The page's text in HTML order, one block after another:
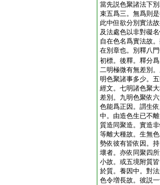
當先説色聚諸法下
束五爲三。無爲則
此中但欲分別實法
及法處色以非對礙
自在色名爲實法故
在別章也。別釋八
初標。後釋。釋分
二明極微有無差別
明色聚諸事多少。
經文。七明諸色聚
差別。九明色聚依
色能爲正因。謂生
中。由造色生已不
質造同聚造。實造
等離大種故。生無
勢依彼有皆依因。
壞者。亦依同聚四
小故。或五境附質
於質。養因中。對
色令増長故。彼説